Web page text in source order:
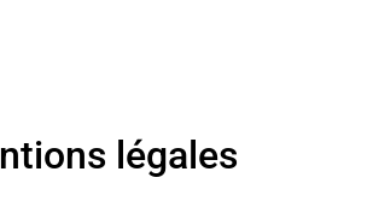
légales